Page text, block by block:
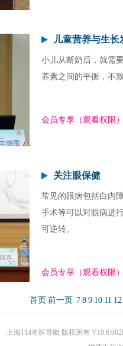
儿童营养与生长
小儿从断奶后，就需
养素之间的平衡，不
会员专享（观看权限
关注眼保健
常见的眼病包括白内
手术等可以对眼病进
可逆转。
会员专享（观看权限
首页 前一页 7 8 9 10 11 12
上海114名医导航 版权所有